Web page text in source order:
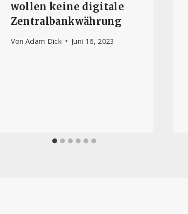
wollen keine digitale
Zentralbankwährung
Von Adam Dick Juni 16, 2023